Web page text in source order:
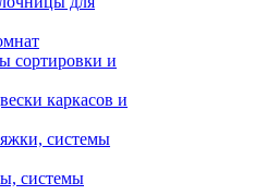
сортировки и
каркасов и
системы
системы